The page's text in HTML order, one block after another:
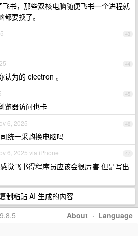
书，那些双核电脑随便飞书一个进程就
要换了。
43
44
为的 electron 。
45
览器访问也卡
46
6, 2025
统一采购换电脑吗
47
6, 2025 via iPhone
觉飞书得程序员应该会很厉害 但是写出
制粘贴 AI 生成的内容
About · Language